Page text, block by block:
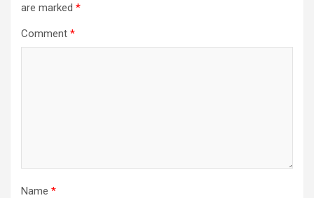
are marked *
Comment *
Name *